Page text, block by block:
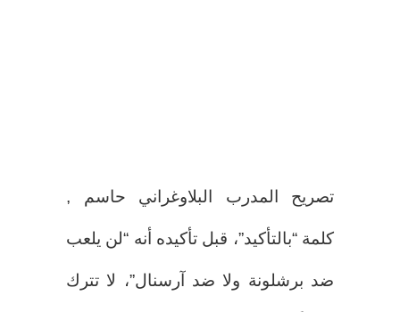
تصريح المدرب البلاوغراني حاسم ,
كلمة “بالتأكيد”، قبل تأكيده أنه “لن يلعب
ضد برشلونة ولا ضد آرسنال”، لا تترك